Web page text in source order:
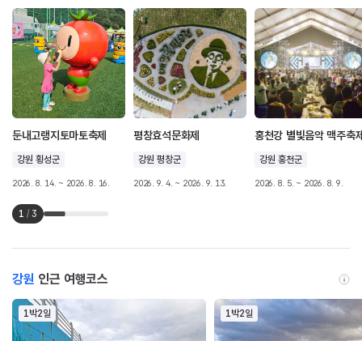
둔내고랭지토마토축제
강원 횡성군
2026. 8. 14. ~ 2026. 8. 16.
평창효석문화제
강원 평창군
2026. 9. 4. ~ 2026. 9. 13.
홍천강 별빛음악 맥주축
강원 홍천군
2026. 8. 5. ~ 2026. 8. 9.
1 / 3
강원 인근 여행코스
1박2일 1박2일